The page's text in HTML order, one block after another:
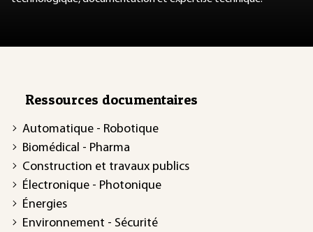
Ressources documentaires
Automatique - Robotique
Biomédical - Pharma
Construction et travaux publics
Électronique - Photonique
Énergies
Environnement - Sécurité